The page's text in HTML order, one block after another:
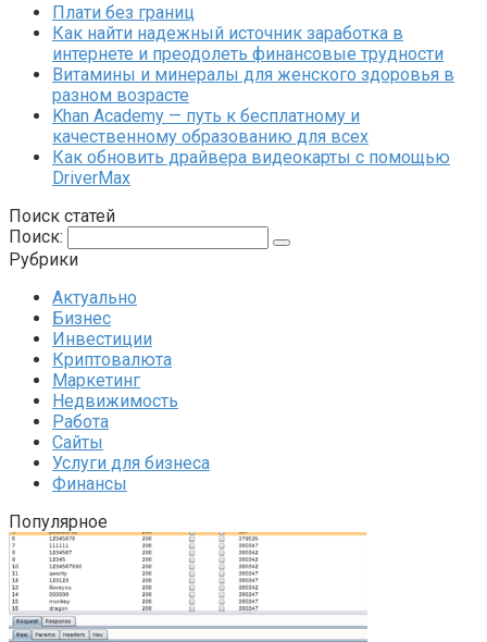
Плати без границ
Как найти надежный источник заработка в
интернете и преодолеть финансовые трудности
Витамины и минералы для женского здоровья в
разном возрасте
Khan Academy — путь к бесплатному и
качественному образованию для всех
Как обновить драйвера видеокарты с помощью
DriverMax
Поиск статей
Поиск:
Рубрики
Актуально
Бизнес
Инвестиции
Криптовалюта
Маркетинг
Недвижимость
Работа
Сайты
Услуги для бизнеса
Финансы
Популярное